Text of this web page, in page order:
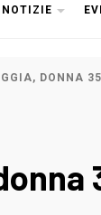
NOTIZIE
DONNA